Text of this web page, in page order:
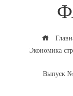
Экономика
Выпуск №